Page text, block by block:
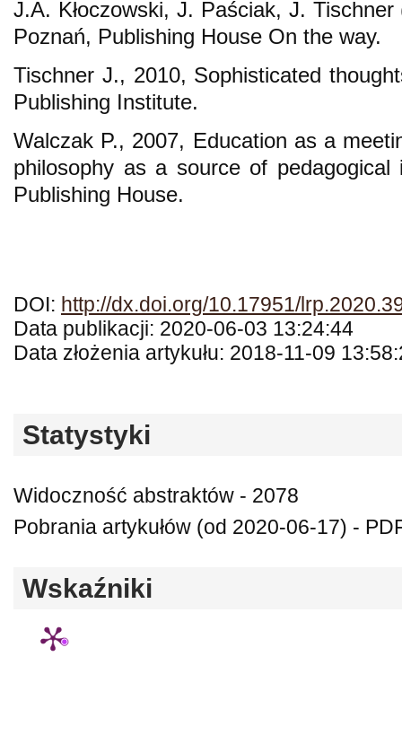
J.A. Kłoczowski, J. Paściak, J.
Poznań, Publishing House On the way.
Tischner J., 2010, Sophisticated
Publishing Institute.
Walczak P., 2007, Education as a
philosophy as a source of pedagogical
Publishing House.
DOI: http://dx.doi.org/10.17951/
Data publikacji: 2020-06-03 13:24:44
Data złożenia artykułu: 2018-11-09
Statystyki
Widoczność abstraktów - 2078
Pobrania artykułów (od 2020-06-17) -
Wskaźniki